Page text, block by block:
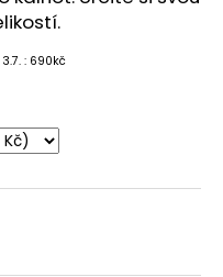
: 690kč